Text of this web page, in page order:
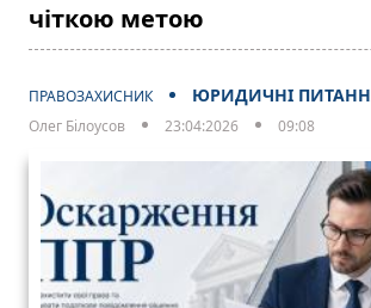
чіткою метою
ПРАВОЗАХИСНИК ЮРИДИЧНІ
Олег Білоусов 23:04:2026 09:08